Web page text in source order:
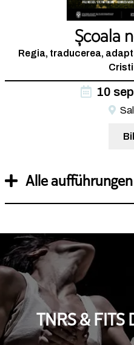
Școala
Regia, traducerea,
10 sep
Alle aufführungen
TNRS & FITS